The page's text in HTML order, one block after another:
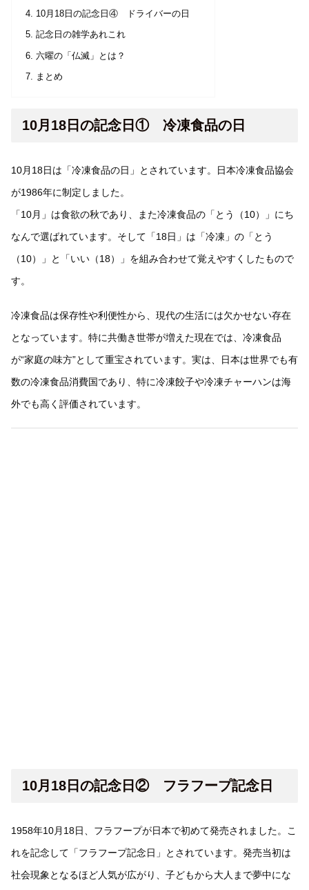
10月18日の記念日④ ドライバーの日
記念日の雑学あれこれ
六曜の「仏滅」とは？
まとめ
10月18日の記念日① 冷凍食品の日
10月18日は「冷凍食品の日」とされています。日本冷凍食品協会
が1986年に制定しました。
「10月」は食欲の秋であり、また冷凍食品の「とう（10）」にち
なんで選ばれています。そして「18日」は「冷凍」の「とう
（10）」と「いい（18）」を組み合わせて覚えやすくしたもので
す。
冷凍食品は保存性や利便性から、現代の生活には欠かせない存在
となっています。特に共働き世帯が増えた現在では、冷凍食品
が“家庭の味方”として重宝されています。実は、日本は世界でも有
数の冷凍食品消費国であり、特に冷凍餃子や冷凍チャーハンは海
外でも高く評価されています。
10月18日の記念日② フラフープ記念日
1958年10月18日、フラフープが日本で初めて発売されました。こ
れを記念して「フラフープ記念日」とされています。発売当初は
社会現象となるほど人気が広がり、子どもから大人まで夢中にな